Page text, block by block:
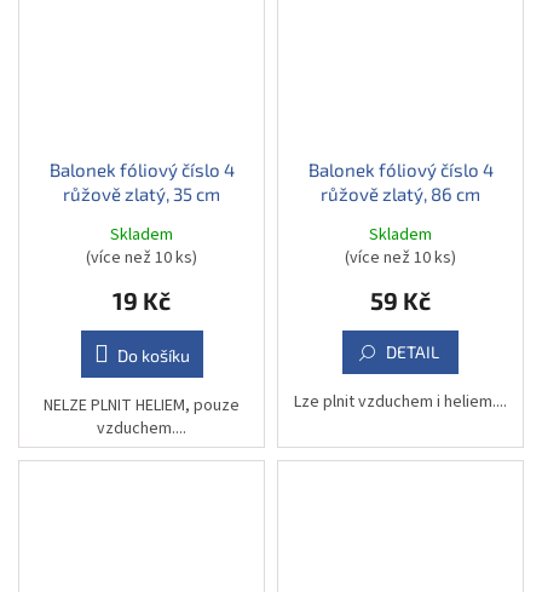
Balonek fóliový číslo 4
růžově zlatý, 35 cm
Skladem
(více než 10 ks)
19 Kč
Do košíku
NELZE PLNIT HELIEM, pouze
vzduchem....
Balonek fóliový číslo 4
růžově zlatý, 86 cm
Skladem
(více než 10 ks)
59 Kč
DETAIL
Lze plnit vzduchem i heliem....